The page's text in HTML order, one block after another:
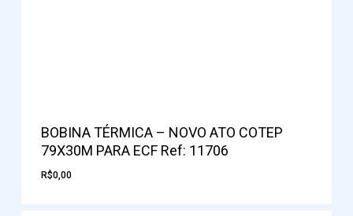
BOBINA TÉRMICA – NOVO ATO COTEP
79X30M PARA ECF Ref: 11706
R$0,00